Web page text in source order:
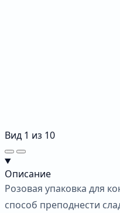
Вид 1 из 10
Описание
Розовая упаковка для
способ преподнести